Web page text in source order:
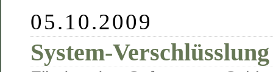
05.10.2009
System-